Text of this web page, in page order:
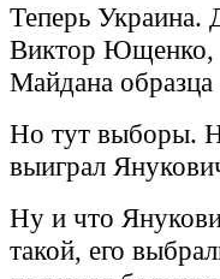
Теперь Украина.
Виктор Ющенко,
Майдана образца
Но тут выборы.
выиграл
Ну и что
такой, его